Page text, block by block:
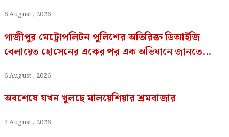
6 August , 2026
গাজীপুর মেট্রোপলিটন পুলিশের অতিরিক্ত ডিআইজি
বেলায়েত হোসেনের একের পর এক অভিযানে জানতে...
6 August , 2026
অবশেষে যখন খুলছে মালয়েশিয়ার শ্রমবাজার
4 August , 2026